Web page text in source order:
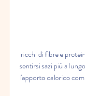
sentirsi sazi più a
l'apporto calorico